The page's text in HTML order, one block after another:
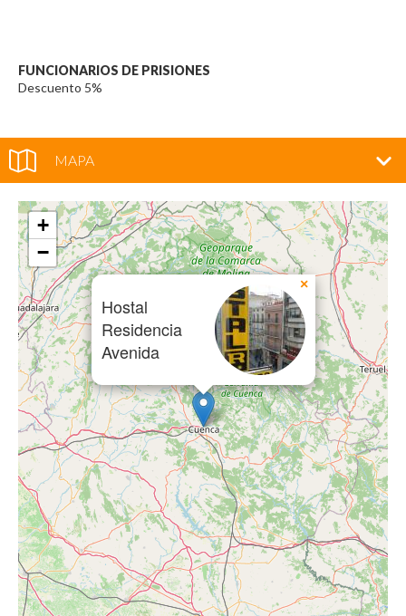
FUNCIONARIOS DE PRISIONES
Descuento 5%
MAPA
Hostal
Residencia
Avenida
×
+
−